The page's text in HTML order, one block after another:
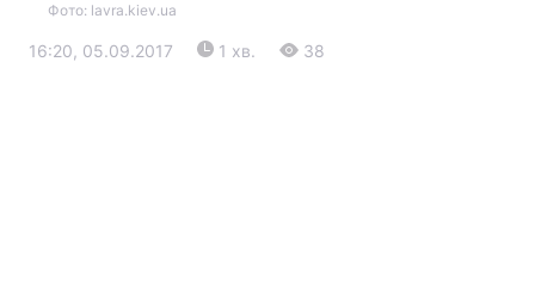
Фото: lavra.kiev.ua
16:20, 05.09.2017 1 хв. 38